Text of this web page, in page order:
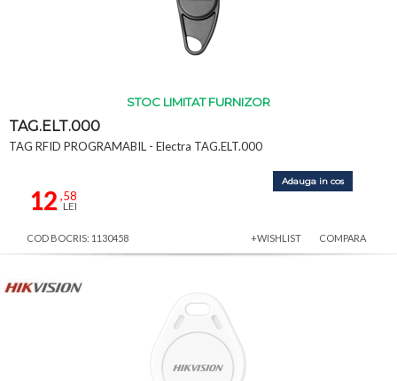
STOC LIMITAT FURNIZOR
TAG.ELT.000
TAG RFID PROGRAMABIL - Electra TAG.ELT.000
12,58
LEI
Adauga in cos
COD BOCRIS: 1130458 +WISHLIST COMPARA